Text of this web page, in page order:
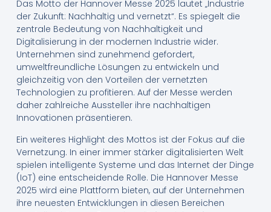
Das Motto der Hannover Messe 2025 lautet „Industrie
der Zukunft: Nachhaltig und vernetzt“. Es spiegelt die
zentrale Bedeutung von Nachhaltigkeit und
Digitalisierung in der modernen Industrie wider.
Unternehmen sind zunehmend gefordert,
umweltfreundliche Lösungen zu entwickeln und
gleichzeitig von den Vorteilen der vernetzten
Technologien zu profitieren. Auf der Messe werden
daher zahlreiche Aussteller ihre nachhaltigen
Innovationen präsentieren.
Ein weiteres Highlight des Mottos ist der Fokus auf die
Vernetzung. In einer immer stärker digitalisierten Welt
spielen intelligente Systeme und das Internet der Dinge
(IoT) eine entscheidende Rolle. Die Hannover Messe
2025 wird eine Plattform bieten, auf der Unternehmen
ihre neuesten Entwicklungen in diesen Bereichen